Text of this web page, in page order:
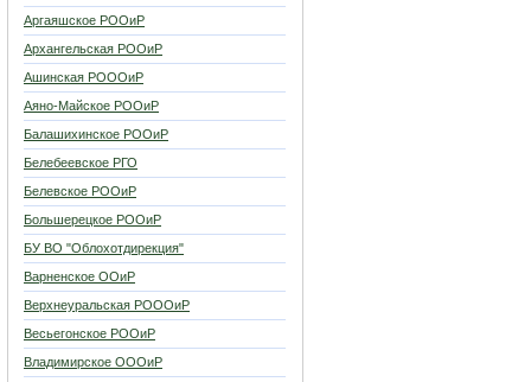
Аргаяшское РООиР
Архангельская РООиР
Ашинская РОООиР
Аяно-Майское РООиР
Балашихинское РООиР
Белебеевское РГО
Белевское РООиР
Большерецкое РООиР
БУ ВО "Облохотдирекция"
Варненское ООиР
Верхнеуральская РОООиР
Весьегонское РООиР
Владимирское ОООиР